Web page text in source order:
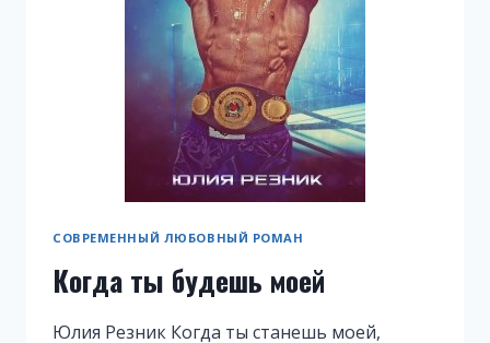
СОВРЕМЕННЫЙ ЛЮБОВНЫЙ РОМАН
Когда ты будешь моей
Юлия Резник Когда ты станешь моей,